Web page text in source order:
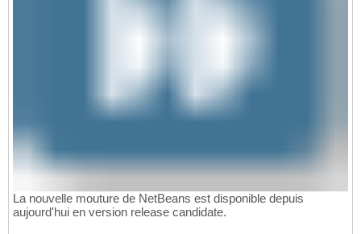
La nouvelle mouture de NetBeans est disponible depuis
aujourd'hui en version release candidate.